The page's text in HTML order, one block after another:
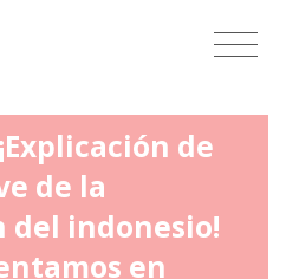
de
de la
del indonesio!
en